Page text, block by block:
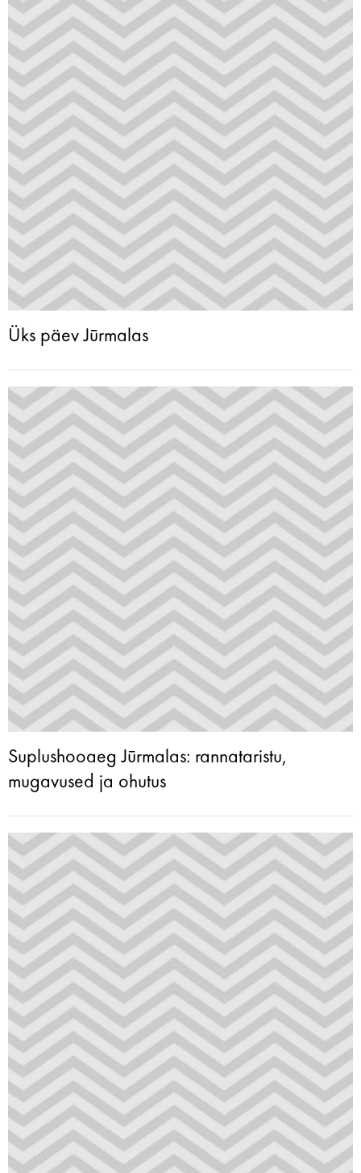
Üks päev Jūrmalas
Suplushooaeg Jūrmalas: rannataristu,
mugavused ja ohutus